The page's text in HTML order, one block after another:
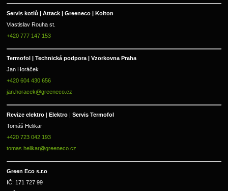
Servis kotlů | Attack | Greeneco | Kolton
Vlastislav Rouha st.
+420 777 147 153
Termofol | Technická podpora | Vzorkovna Praha
Jan Horáček
+420 604 430 656
jan.horacek@greeneco.cz
Revize elektro | Elektro | Servis Termofol
Tomáš Helikar
+420 723 042 193
tomas.helikar@greeneco.cz
Green Eco s.r.o
IČ: 171 727 99